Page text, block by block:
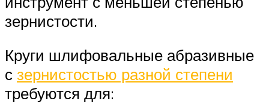
зернистости.
Круги шлифовальные абразивные
с зернистостью разной степени
требуются для: